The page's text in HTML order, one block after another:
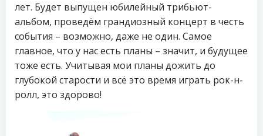
лет. Будет выпущен юбилейный трибьют-
альбом, проведём грандиозный концерт в честь
события – возможно, даже не один. Самое
главное, что у нас есть планы – значит, и будущее
тоже есть. Учитывая мои планы дожить до
глубокой старости и всё это время играть рок-н-
ролл, это здорово!